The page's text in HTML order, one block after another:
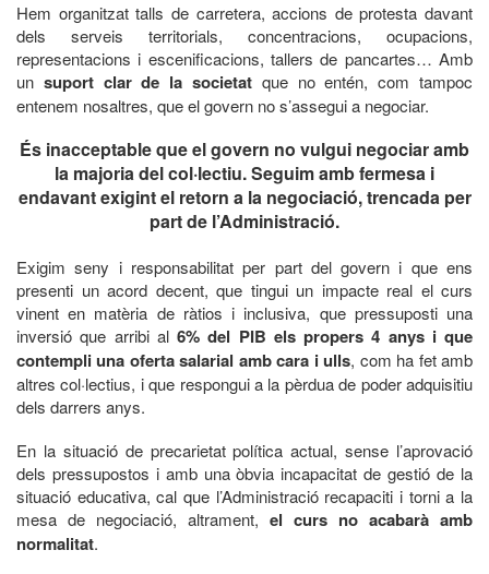
Hem organitzat talls de carretera, accions de protesta davant
dels serveis territorials, concentracions, ocupacions,
representacions i escenificacions, tallers de pancartes… Amb
un suport clar de la societat que no entén, com tampoc
entenem nosaltres, que el govern no s’assegui a negociar.
És inacceptable que el govern no vulgui negociar amb
la majoria del col·lectiu. Seguim amb fermesa i
endavant exigint el retorn a la negociació, trencada per
part de l’Administració.
Exigim seny i responsabilitat per part del govern i que ens
presenti un acord decent, que tingui un impacte real el curs
vinent en matèria de ràtios i inclusiva, que pressuposti una
inversió que arribi al 6% del PIB els propers 4 anys i que
contempli una oferta salarial amb cara i ulls, com ha fet amb
altres col·lectius, i que respongui a la pèrdua de poder adquisitiu
dels darrers anys.
En la situació de precarietat política actual, sense l’aprovació
dels pressupostos i amb una òbvia incapacitat de gestió de la
situació educativa, cal que l’Administració recapaciti i torni a la
mesa de negociació, altrament, el curs no acabarà amb
normalitat.